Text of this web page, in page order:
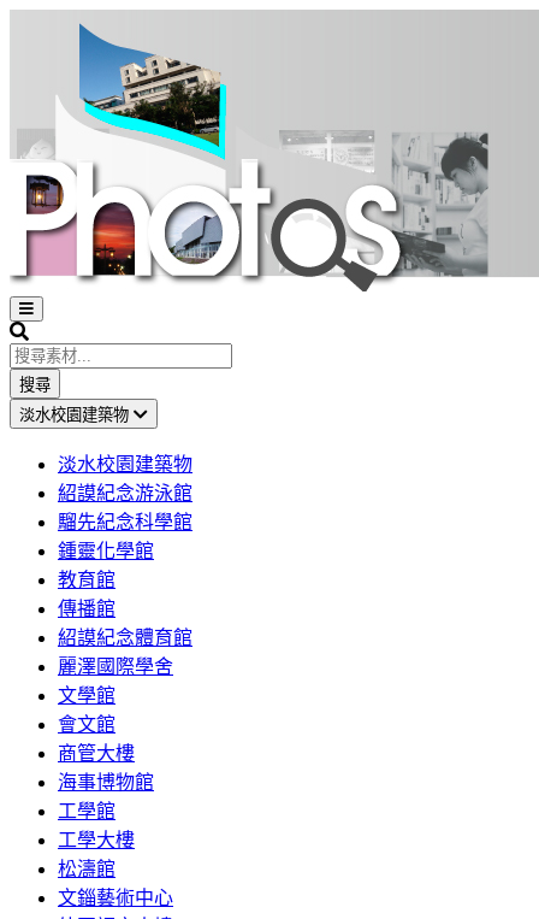
Open
sidebar
Search
搜尋
淡水校園建築物
淡水校園建築物
紹謨紀念游泳館
騮先紀念科學館
鍾靈化學館
教育館
傳播館
紹謨紀念體育館
麗澤國際學舍
文學館
會文館
商管大樓
海事博物館
工學館
工學大樓
松濤館
文錙藝術中心